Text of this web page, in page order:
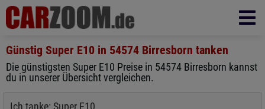
Günstig Super E10 in 54574 Birresborn tanken
Die günstigsten Super E10 Preise in 54574 Birresborn kannst
du in unserer Übersicht vergleichen.